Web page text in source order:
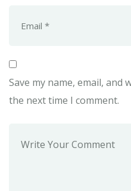
Save my name, email,
the next time I comment.